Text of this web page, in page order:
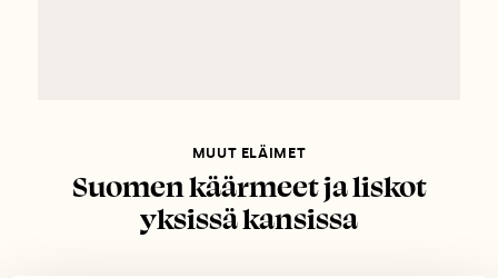
MUUT ELÄIMET
Suomen käärmeet ja liskot
yksissä kansissa